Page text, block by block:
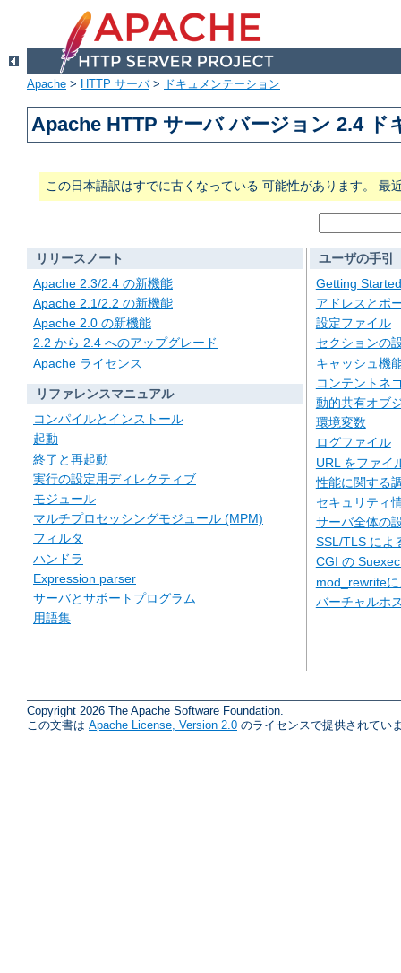
Apache > HTTP サーバ> ドキュメンテーション
Apache HTTP サーバ バージョン 2.4 ド
この日本語訳はすでに古くなっている 可能性があります。 最
リリースノート
Apache 2.3/2.4 の新機能
Apache 2.1/2.2 の新機能
Apache 2.0 の新機能
2.2 から 2.4 へのアップグレード
Apache ライセンス
リファレンスマニュアル
コンパイルとインストール
起動
終了と再起動
実行の設定用ディレクティブ
モジュール
マルチプロセッシングモジュール (MPM)
フィルタ
ハンドラ
Expression parser
サーバとサポートプログラム
用語集
ユーザの手引
Getting Started
アドレスとポ
設定ファイル
セクションの
キャッシュ機
コンテントネ
動的共有オブ
環境変数
ログファイル
URL をファイ
性能に関する
セキュリティ
サーバ全体の
SSL/TLS によ
CGI の
mod_rewrite
バーチャルホ
Copyright 2026 The Apache Software Foundation.
この文書は Apache License, Version 2.0 のライセンスで提供されてい